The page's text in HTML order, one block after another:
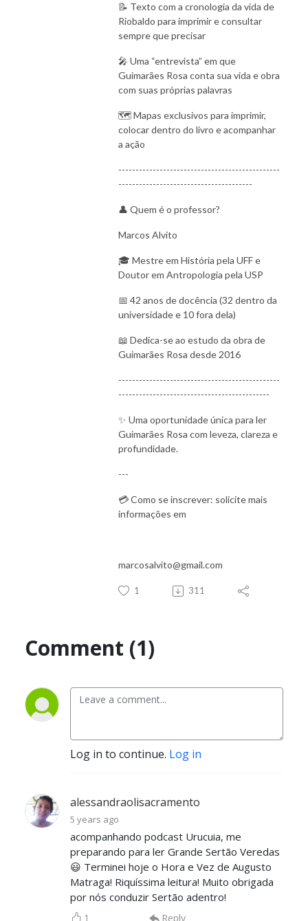
📝 Texto com a cronologia da vida de
Riobaldo para imprimir e consultar
sempre que precisar
🎤 Uma “entrevista” em que
Guimarães Rosa conta sua vida e obra
com suas próprias palavras
🗺 Mapas exclusivos para imprimir,
colocar dentro do livro e acompanhar
a ação
-----------------------------------------------
---------------------------------------
👤 Quem é o professor?
Marcos Alvito
🎓 Mestre em História pela UFF e
Doutor em Antropologia pela USP
📅 42 anos de docência (32 dentro da
universidade e 10 fora dela)
📖 Dedica-se ao estudo da obra de
Guimarães Rosa desde 2016
-----------------------------------------------
--------------------------------------------
✨ Uma oportunidade única para ler
Guimarães Rosa com leveza, clareza e
profundidade.
---
💳 Como se inscrever: solicite mais
informações em
marcosalvito@gmail.com
1 311
Comment (1)
Log in to continue. Log in
alessandraolisacramento
5 years ago
acompanhando podcast Urucuia, me
preparando para ler Grande Sertão Veredas
😃 Terminei hoje o Hora e Vez de Augusto
Matraga! Riquíssima leitura! Muito obrigada
por nós conduzir Sertão adentro!
1 Reply